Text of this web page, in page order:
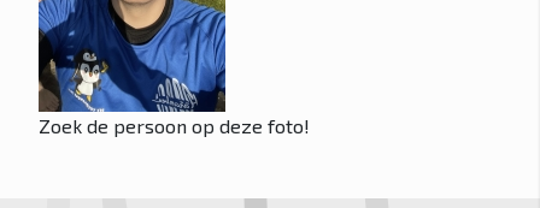
Zoek de persoon op deze foto!